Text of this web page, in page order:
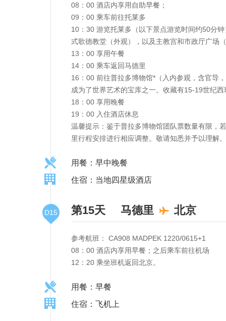
08：00 酒店内享用自助早餐；
09：00 乘车前往托莱多
10：30 游览托莱多（以下景点游览时间约50分
式歌德教堂（外观），以及主教宫和市政厅广场
13：00 享用午餐
14：00 乘车返回马德里
16：00 前往普拉多博物馆*（入内参观，含官导
成为了世界艺术的宝库之一。收藏有15-19世纪
18：00 享用晚餐
19：00 入住酒店休息
温馨提示：鉴于普拉多博物馆团队票数量有限，
里行程安排进行相应调整。敬请知悉并予以理解。
用餐：早中晚餐
住宿：当地四星级酒店
D15 第15天 马德里 北京
参考航班： CA908 MADPEK 1220/0615+1
08：00 酒店内享用早餐；之后乘车前往机场
12：20 乘坐班机返回北京。
用餐：早餐
住宿：飞机上